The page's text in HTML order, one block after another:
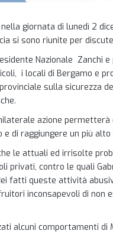
giornata di lunedì 2
si sono riunite per
Nazionale Zanchi
i locali di Bergamo e
sulla sicurezza
azione
di raggiungere un più
le attuali ed irrisolte
privati, contro le quali
fatti queste attività
inconsapevoli di non
alcuni comportamenti di